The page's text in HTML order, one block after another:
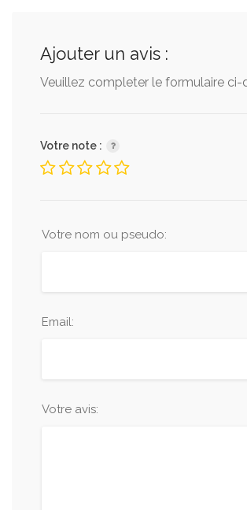
Ajouter un avis :
Veuillez completer le formulaire ci-
Votre note :
Votre nom ou pseudo:
Email:
Votre avis: